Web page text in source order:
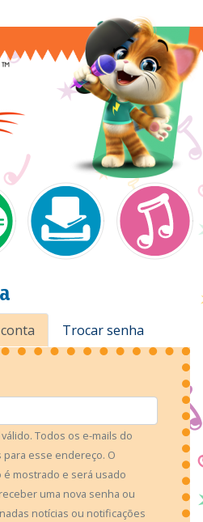
para
o
conteúdo
principal
Trocar senha
Todos os e-mails do
esse endereço. O
mostrado e será usado
uma nova senha ou
notícias ou notificações